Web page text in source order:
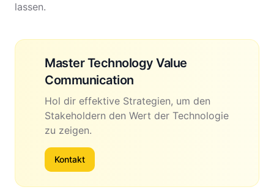
lassen.
Master Technology Value
Communication
Hol dir effektive Strategien, um den
Stakeholdern den Wert der Technologie
zu zeigen.
Kontakt